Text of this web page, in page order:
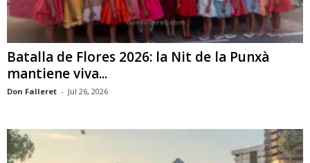
Batalla de Flores 2026: la Nit de la Punxà
mantiene viva...
Don Falleret - Jul 26, 2026